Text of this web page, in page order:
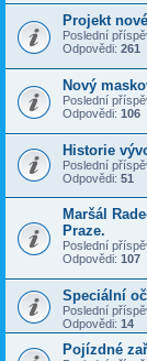
Projekt
Poslední
Odpovědi: 261
Nový
Poslední
Odpovědi: 106
Historie
Poslední
Odpovědi: 51
Maršál
Praze.
Poslední
Odpovědi: 107
Speciální
Poslední
Odpovědi: 14
Pojízdné